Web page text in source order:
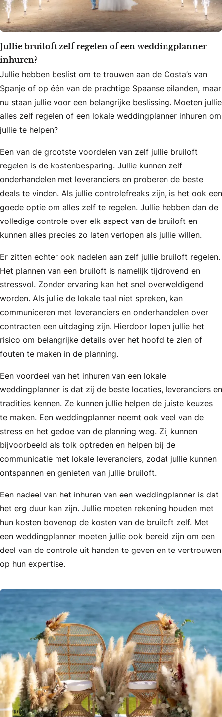
Jullie bruiloft zelf regelen of een weddingplanner
inhuren?
Jullie hebben beslist om te trouwen aan de Costa’s van
Spanje of op één van de prachtige Spaanse eilanden, maar
nu staan jullie voor een belangrijke beslissing. Moeten jullie
alles zelf regelen of een lokale weddingplanner inhuren om
jullie te helpen?
Een van de grootste voordelen van zelf jullie bruiloft
regelen is de kostenbesparing. Jullie kunnen zelf
onderhandelen met leveranciers en proberen de beste
deals te vinden. Als jullie controlefreaks zijn, is het ook een
goede optie om alles zelf te regelen. Jullie hebben dan de
volledige controle over elk aspect van de bruiloft en
kunnen alles precies zo laten verlopen als jullie willen.
Er zitten echter ook nadelen aan zelf jullie bruiloft regelen.
Het plannen van een bruiloft is namelijk tijdrovend en
stressvol. Zonder ervaring kan het snel overweldigend
worden. Als jullie de lokale taal niet spreken, kan
communiceren met leveranciers en onderhandelen over
contracten een uitdaging zijn. Hierdoor lopen jullie het
risico om belangrijke details over het hoofd te zien of
fouten te maken in de planning.
Een voordeel van het inhuren van een lokale
weddingplanner is dat zij de beste locaties, leveranciers en
tradities kennen. Ze kunnen jullie helpen de juiste keuzes
te maken. Een weddingplanner neemt ook veel van de
stress en het gedoe van de planning weg. Zij kunnen
bijvoorbeeld als tolk optreden en helpen bij de
communicatie met lokale leveranciers, zodat jullie kunnen
ontspannen en genieten van jullie bruiloft.
Een nadeel van het inhuren van een weddingplanner is dat
het erg duur kan zijn. Jullie moeten rekening houden met
hun kosten bovenop de kosten van de bruiloft zelf. Met
een weddingplanner moeten jullie ook bereid zijn om een
deel van de controle uit handen te geven en te vertrouwen
op hun expertise.